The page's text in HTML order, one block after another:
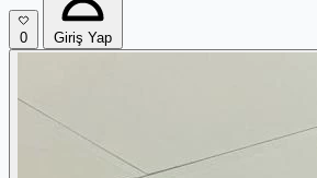
0 Giriş Yap